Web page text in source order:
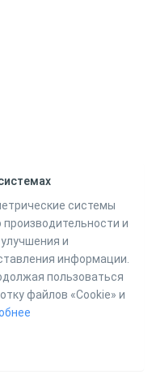
системы
и
и
информации.
пользоваться
файлов «Cookie» и